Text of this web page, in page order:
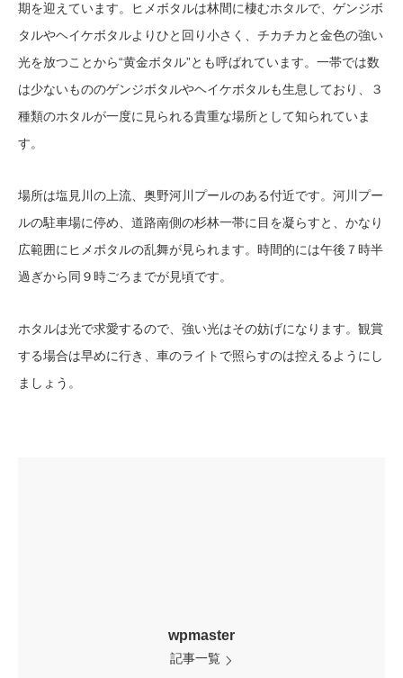
期を迎えています。ヒメボタルは林間に棲むホタルで、ゲンジボ
タルやヘイケボタルよりひと回り小さく、チカチカと金色の強い
光を放つことから“黄金ボタル”とも呼ばれています。一帯では数
は少ないもののゲンジボタルやヘイケボタルも生息しており、３
種類のホタルが一度に見られる貴重な場所として知られていま
す。
場所は塩見川の上流、奥野河川プールのある付近です。河川プー
ルの駐車場に停め、道路南側の杉林一帯に目を凝らすと、かなり
広範囲にヒメボタルの乱舞が見られます。時間的には午後７時半
過ぎから同９時ごろまでが見頃です。
ホタルは光で求愛するので、強い光はその妨げになります。観賞
する場合は早めに行き、車のライトで照らすのは控えるようにし
ましょう。
wpmaster
記事一覧